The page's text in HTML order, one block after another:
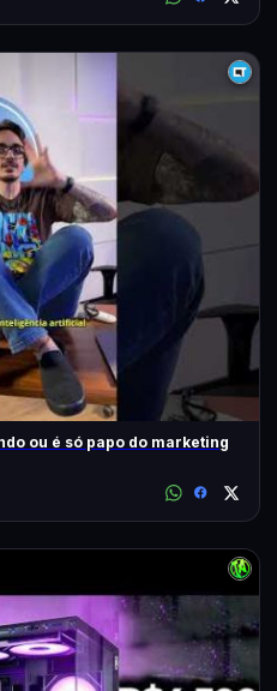
ou é só papo do marketing